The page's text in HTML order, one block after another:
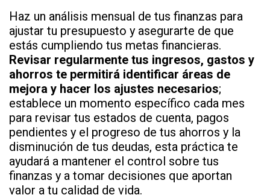
Haz un análisis mensual de tus finanzas para
ajustar tu presupuesto y asegurarte de que
estás cumpliendo tus metas financieras.
Revisar regularmente tus ingresos, gastos y
ahorros te permitirá identificar áreas de
mejora y hacer los ajustes necesarios;
establece un momento específico cada mes
para revisar tus estados de cuenta, pagos
pendientes y el progreso de tus ahorros y la
disminución de tus deudas, esta práctica te
ayudará a mantener el control sobre tus
finanzas y a tomar decisiones que aportan
valor a tu calidad de vida.